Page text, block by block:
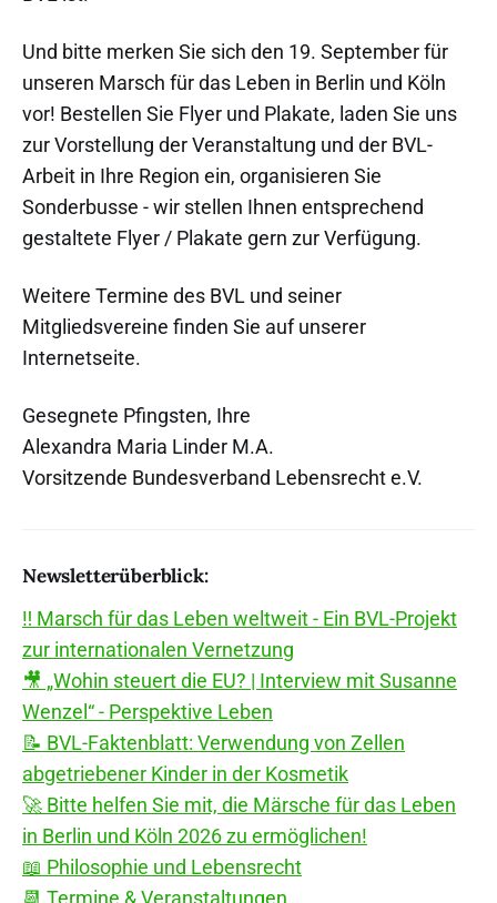
Und bitte merken Sie sich den 19. September für
unseren Marsch für das Leben in Berlin und Köln
vor! Bestellen Sie Flyer und Plakate, laden Sie uns
zur Vorstellung der Veranstaltung und der BVL-
Arbeit in Ihre Region ein, organisieren Sie
Sonderbusse - wir stellen Ihnen entsprechend
gestaltete Flyer / Plakate gern zur Verfügung.
Weitere Termine des BVL und seiner
Mitgliedsvereine finden Sie auf unserer
Internetseite.
Gesegnete Pfingsten, Ihre
Alexandra Maria Linder M.A.
Vorsitzende Bundesverband Lebensrecht e.V.
Newsletterüberblick:
‼️ Marsch für das Leben weltweit - Ein BVL-Projekt
zur internationalen Vernetzung
🎥 „Wohin steuert die EU? | Interview mit Susanne
Wenzel“ - Perspektive Leben
📝 BVL-Faktenblatt: Verwendung von Zellen
abgetriebener Kinder in der Kosmetik
🚀 Bitte helfen Sie mit, die Märsche für das Leben
in Berlin und Köln 2026 zu ermöglichen!
📖 Philosophie und Lebensrecht